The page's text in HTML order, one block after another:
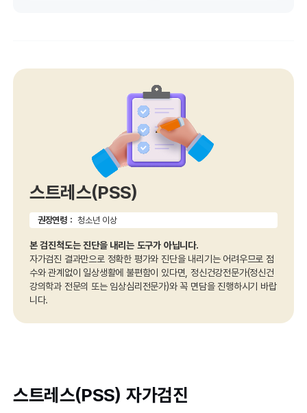
스트레스(PSS)
권장연령 : 청소년 이상
본 검진척도는 진단을 내리는 도구가 아닙니다.
자가검진 결과만으로 정확한 평가와 진단을 내리기는 어려우므로 점
수와 관계없이 일상생활에 불편함이 있다면, 정신건강전문가(정신건
강의학과 전문의 또는 임상심리전문가)와 꼭 면담을 진행하시기 바랍
니다.
스트레스(PSS) 자가검진